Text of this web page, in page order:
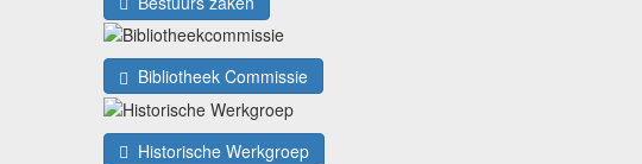
Bibliotheek Commissie
Historische Werkgroep